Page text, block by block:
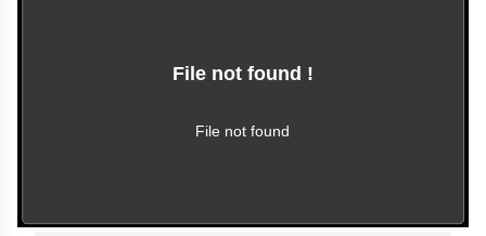
This video file cannot
File not found !
File not found